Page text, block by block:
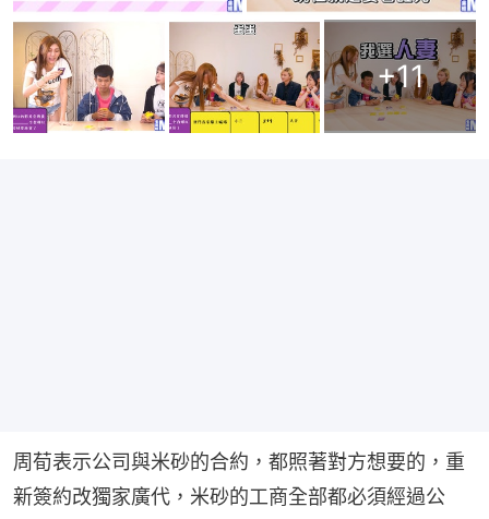
+11
周荀表示公司與米砂的合約，都照著對方想要的，重
新簽約改獨家廣代，米砂的工商全部都必須經過公